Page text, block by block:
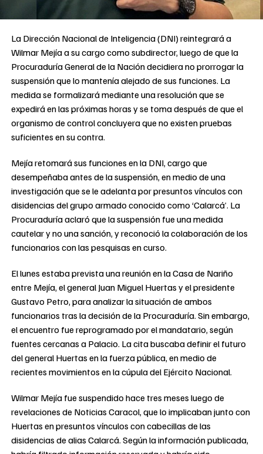
La Dirección Nacional de Inteligencia (DNI) reintegrará a
Wilmar Mejía a su cargo como subdirector, luego de que la
Procuraduría General de la Nación decidiera no prorrogar la
suspensión que lo mantenía alejado de sus funciones. La
medida se formalizará mediante una resolución que se
expedirá en las próximas horas y se toma después de que el
organismo de control concluyera que no existen pruebas
suficientes en su contra.
Mejía retomará sus funciones en la DNI, cargo que
desempeñaba antes de la suspensión, en medio de una
investigación que se le adelanta por presuntos vínculos con
disidencias del grupo armado conocido como ‘Calarcá’. La
Procuraduría aclaró que la suspensión fue una medida
cautelar y no una sanción, y reconoció la colaboración de los
funcionarios con las pesquisas en curso.
El lunes estaba prevista una reunión en la Casa de Nariño
entre Mejía, el general Juan Miguel Huertas y el presidente
Gustavo Petro, para analizar la situación de ambos
funcionarios tras la decisión de la Procuraduría. Sin embargo,
el encuentro fue reprogramado por el mandatario, según
fuentes cercanas a Palacio. La cita buscaba definir el futuro
del general Huertas en la fuerza pública, en medio de
recientes movimientos en la cúpula del Ejército Nacional.
Wilmar Mejía fue suspendido hace tres meses luego de
revelaciones de Noticias Caracol, que lo implicaban junto con
Huertas en presuntos vínculos con cabecillas de las
disidencias de alias Calarcá. Según la información publicada,